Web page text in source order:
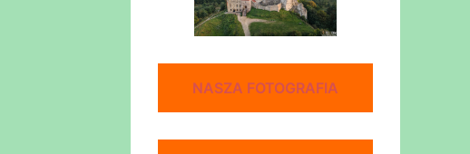
NASZA FOTOGRAFIA